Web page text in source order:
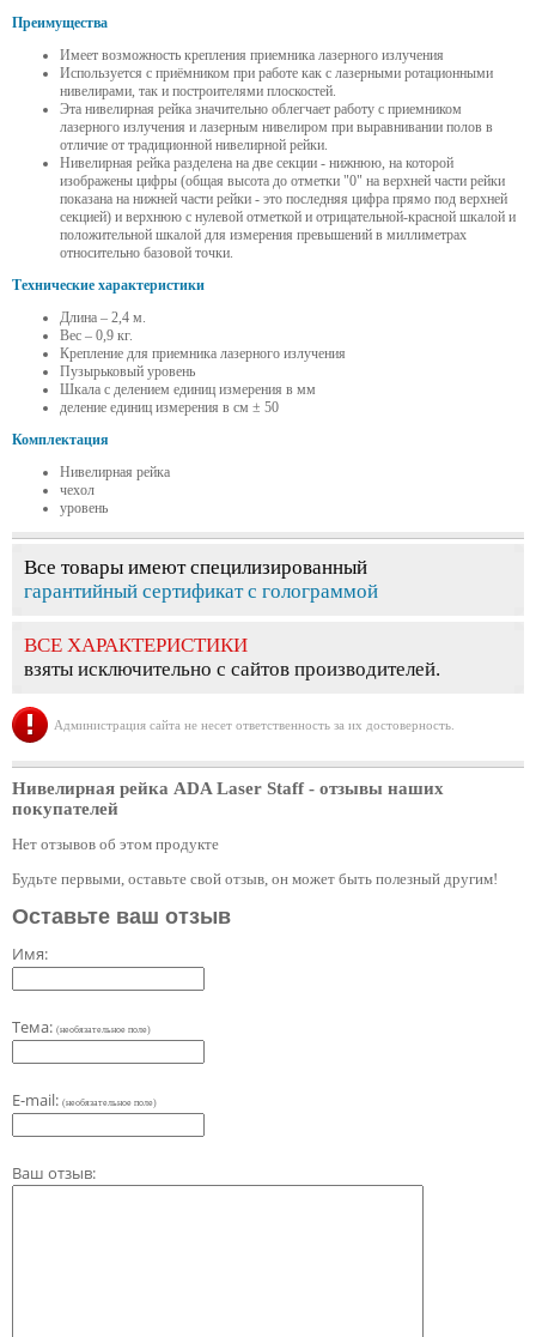
Преимущества
Имеет возможность крепления приемника лазерного излучения
Используется с приёмником при работе как с лазерными ротационными
нивелирами, так и построителями плоскостей.
Эта нивелирная рейка значительно облегчает работу с приемником
лазерного излучения и лазерным нивелиром при выравнивании полов в
отличие от традиционной нивелирной рейки.
Нивелирная рейка разделена на две секции - нижнюю, на которой
изображены цифры (общая высота до отметки "0" на верхней части рейки
показана на нижней части рейки - это последняя цифра прямо под верхней
секцией) и верхнюю с нулевой отметкой и отрицательной-красной шкалой и
положительной шкалой для измерения превышений в миллиметрах
относительно базовой точки.
Технические характеристики
Длина – 2,4 м.
Вес – 0,9 кг.
Крепление для приемника лазерного излучения
Пузырьковый уровень
Шкала с делением единиц измерения в мм
деление единиц измерения в см ± 50
Комплектация
Нивелирная рейка
чехол
уровень
Все товары имеют специлизированный
гарантийный сертификат с голограммой
ВСЕ ХАРАКТЕРИСТИКИ
взяты исключительно с сайтов производителей.
Администрация сайта не несет ответственность за их достоверность.
Нивелирная рейка ADA Laser Staff - отзывы наших
покупателей
Нет отзывов об этом продукте
Будьте первыми, оставьте свой отзыв, он может быть полезный другим!
Оставьте ваш отзыв
Имя:
Тема: (необязательное поле)
E-mail: (необязательное поле)
Ваш отзыв: